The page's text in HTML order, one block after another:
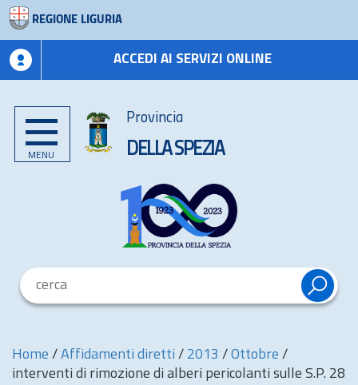
REGIONE LIGURIA
ACCEDI AI SERVIZI ONLINE
MENU
Provincia
DELLA SPEZIA
Home / Affidamenti diretti / 2013 / Ottobre /
interventi di rimozione di alberi pericolanti sulle S.P. 28